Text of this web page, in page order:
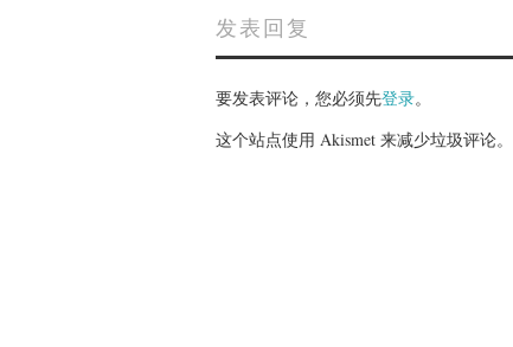
发表回复
要发表评论，您必须先登录。
这个站点使用 Akismet 来减少垃圾评论。